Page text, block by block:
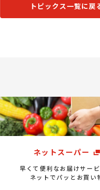
トピックス一覧に戻
ネットスーパー
早くて便利なお届けサービ
ネットでパッとお買い